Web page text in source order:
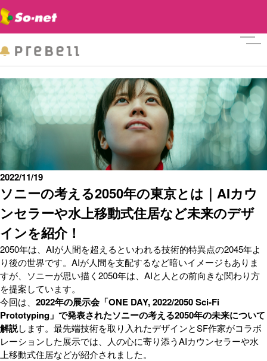
ソニーの考える2050年の東京とは｜AIカウ
ンセラーや水上移動式住居など未来のデザ
インを紹介！
2022/11/19
2050年は、AIが人間を超えるといわれる技術的特異点の2045年よ
り後の世界です。AIが人間を支配するなど暗いイメージもありま
すが、ソニーが思い描く2050年は、AIと人との前向きな関わり方
を提案しています。
今回は、 2022年の展示会「ONE DAY, 2022/2050 Sci-Fi
Prototyping」で発表されたソニーの考える2050年の未来について
解説します。最先端技術を取り入れたデザインとSF作家がコラボ
レーションした展示では、人の心に寄り添うAIカウンセラーや水
上移動式住居などが紹介されました。